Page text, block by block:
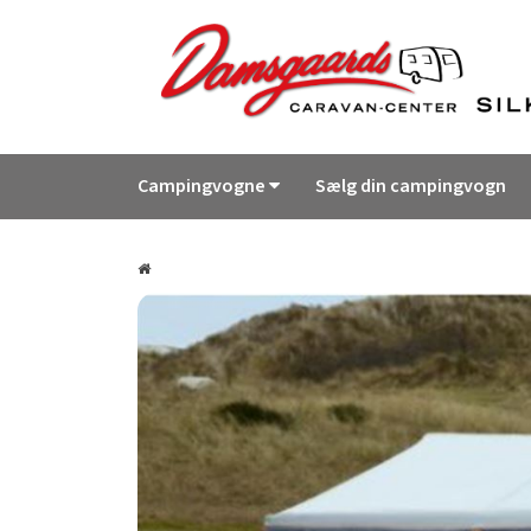
Campingvogne Sælg din campingvogn